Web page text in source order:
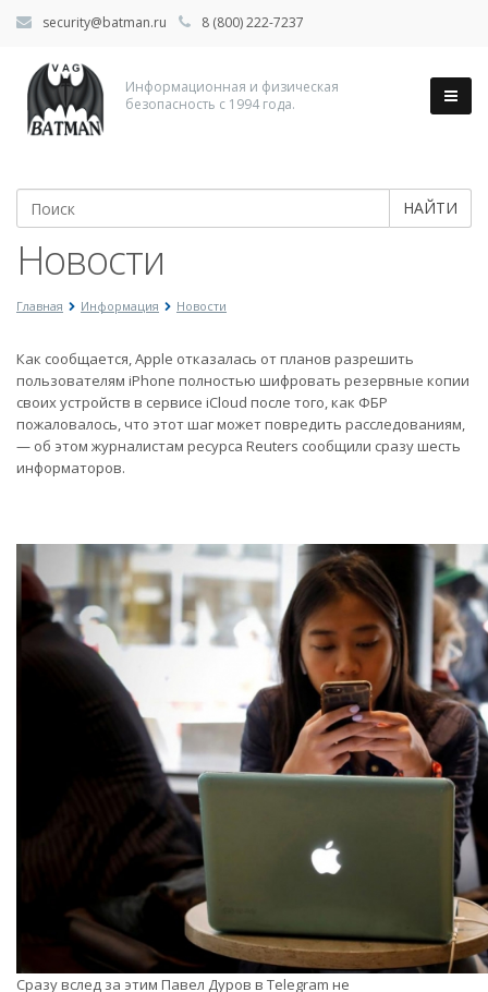
security@batman.ru 8 (800) 222-7237
Информационная и физическая
безопасность с 1994 года.
НАЙТИ
Новости
Главная Информация Новости
Как сообщается, Apple отказалась от планов разрешить
пользователям iPhone полностью шифровать резервные копии
своих устройств в сервисе iCloud после того, как ФБР
пожаловалось, что этот шаг может повредить расследованиям,
— об этом журналистам ресурса Reuters сообщили сразу шесть
информаторов.
Сразу вслед за этим Павел Дуров в Telegram не